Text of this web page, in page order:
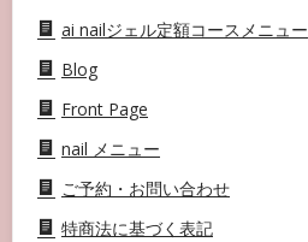
ai nailジェル定額コースメニュー
Blog
Front Page
nail メニュー
ご予約・お問い合わせ
特商法に基づく表記